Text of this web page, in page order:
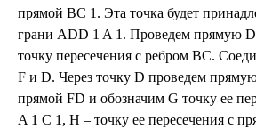
прямой BC 1. Эта точка будет
грани ADD 1 A 1. Проведем прямую
точку пересечения с ребром BC.
F и D. Через точку D проведем
прямой FD и обозначим G точку ее
A 1 C 1, H – точку ее пересечения с